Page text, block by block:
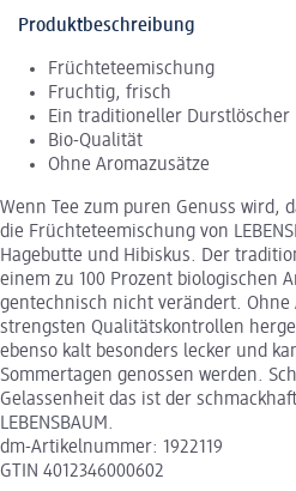
Produktbeschreibung
Früchteteemischung
Fruchtig, frisch
Ein traditioneller Durstlöscher
Bio-Qualität
Ohne Aromazusätze
Wenn Tee zum puren Genuss wird,
die Früchteteemischung von
Hagebutte und Hibiskus. Der
einem zu 100 Prozent biologischen
gentechnisch nicht verändert.
strengsten Qualitätskontrollen
ebenso kalt besonders lecker und
Sommertagen genossen werden.
Gelassenheit das ist der
LEBENSBAUM.
dm-Artikelnummer: 1922119
GTIN 4012346000602